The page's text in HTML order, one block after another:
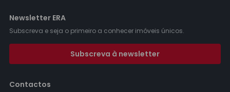
Newsletter ERA
Subscreva e seja o primeiro a conhecer imóveis únicos.
Subscreva à newsletter
Contactos